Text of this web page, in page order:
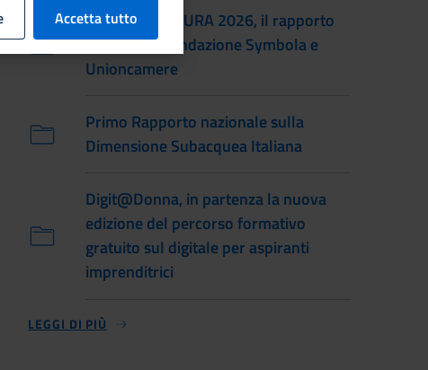
IO SONO CULTURA 2026, il rapporto
annuale di Fondazione Symbola e
Unioncamere
Primo Rapporto nazionale sulla
Dimensione Subacquea Italiana
Digit@Donna, in partenza la nuova
edizione del percorso formativo
gratuito sul digitale per aspiranti
imprenditrici
LEGGI DI PIÙ
Accetta tutto